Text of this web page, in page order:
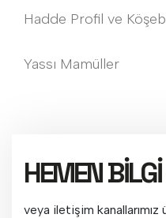
Hadde Profil ve
Yassı Mamüller
HEMEN
veya iletişim